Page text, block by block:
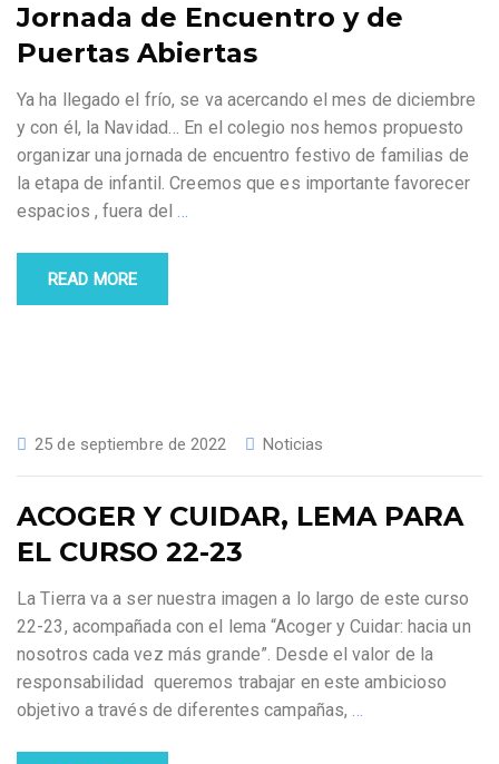
Jornada de Encuentro y de
Puertas Abiertas
Ya ha llegado el frío, se va acercando el mes de diciembre
y con él, la Navidad… En el colegio nos hemos propuesto
organizar una jornada de encuentro festivo de familias de
la etapa de infantil. Creemos que es importante favorecer
espacios , fuera del…
READ MORE
25 de septiembre de 2022 Noticias
ACOGER Y CUIDAR, LEMA PARA
EL CURSO 22-23
La Tierra va a ser nuestra imagen a lo largo de este curso
22-23, acompañada con el lema “Acoger y Cuidar: hacia un
nosotros cada vez más grande”. Desde el valor de la
responsabilidad queremos trabajar en este ambicioso
objetivo a través de diferentes campañas,…